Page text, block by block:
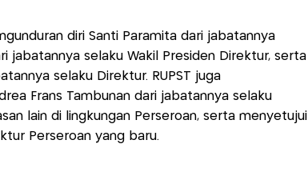
diri Santi Paramita dari jabatannya
jabatannya selaku Wakil Presiden Direktur, serta
selaku Direktur. RUPST juga
Frans Tambunan dari jabatannya selaku
lain di lingkungan Perseroan, serta menyetujui
Perseroan yang baru.